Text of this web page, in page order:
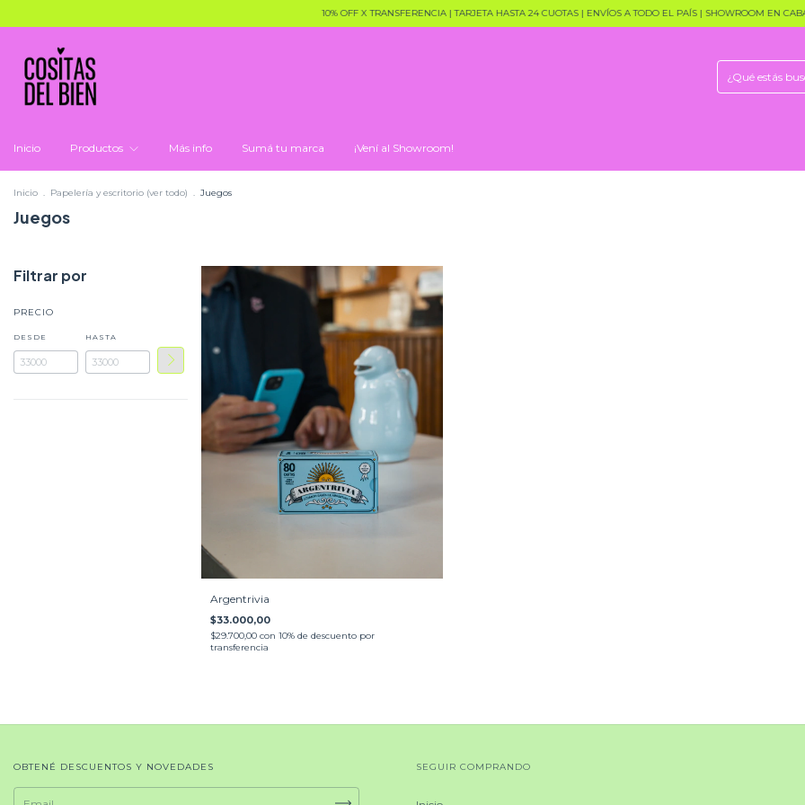
10% OFF X TRANSFERENCIA | TARJETA HASTA 24 CUOTAS | ENVÍOS A TODO EL PAÍS | SHOWROOM EN
Inicio Productos Más info Sumá tu marca ¡Vení al Showroom!
Inicio . Papelería y escritorio (ver todo) . Juegos
Juegos
Filtrar por
PRECIO
DESDE HASTA
Argentrivia
$33.000,00
$29.700,00 con 10% de descuento por
transferencia
OBTENÉ DESCUENTOS Y NOVEDADES SEGUIR COMPRANDO